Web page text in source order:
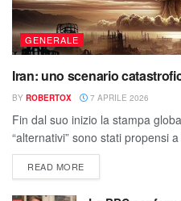
GENERALE
Iran: uno scenario
BY ROBERTOX 7 APRILE 2026
Fin dal suo inizio la stampa
“alternativi” sono stati propensi
READ MORE